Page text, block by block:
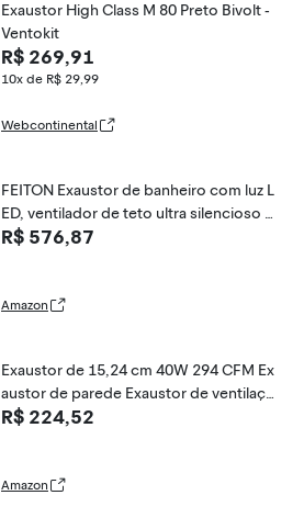
Exaustor High Class M 80 Preto Bivolt -
Ventokit
R$ 269,91
10x de R$ 29,99
Webcontinental
FEITON Exaustor de banheiro com luz L
ED, ventilador de teto ultra silencioso d
e 110 CFM 1.0 Sones, serve para recort
R$ 576,87
Amazon
Exaustor de 15,24 cm 40W 294 CFM Ex
austor de parede Exaustor de ventilaçã
o 110V Exaustor de fumaça Ventilação
itório
R$ 224,52
Amazon